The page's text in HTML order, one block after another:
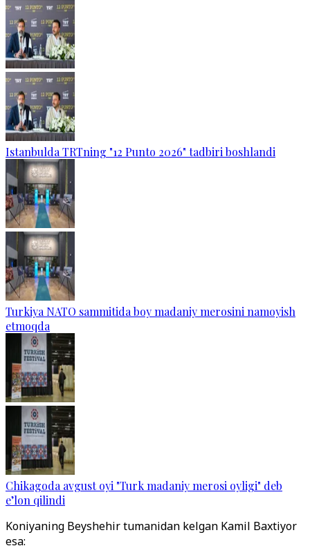
Istanbulda TRTning "12 Punto 2026" tadbiri boshlandi
Turkiya NATO sammitida boy madaniy merosini namoyish
etmoqda
Chikagoda avgust oyi "Turk madaniy merosi oyligi" deb
e’lon qilindi
Koniyaning Beyshehir tumanidan kelgan Kamil Baxtiyor
esa: